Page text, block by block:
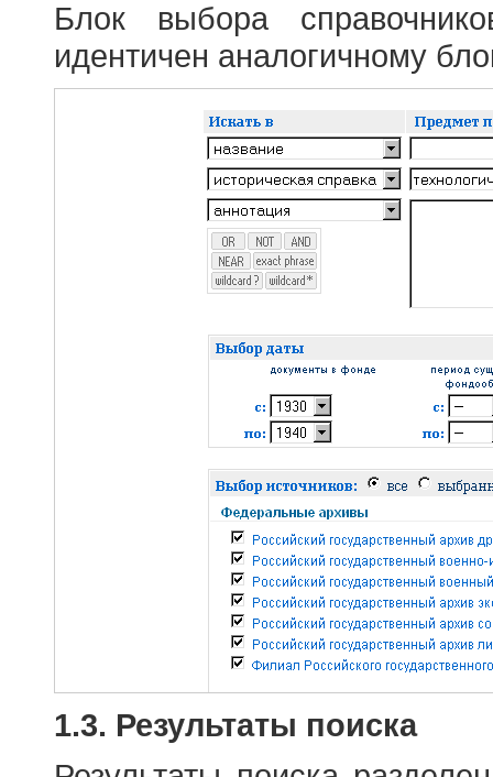
Блок выбора
идентичен аналогичному
1.3. Результаты поиска